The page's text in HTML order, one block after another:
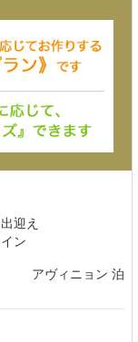
迎え
ン
アヴィニョン 泊